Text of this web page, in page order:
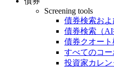
Screening tools
債券検索お
債券検索（AI
債券クオート
すべてのコ
投資家カレン